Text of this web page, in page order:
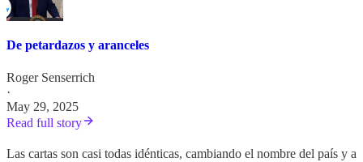
De petardazos y aranceles
Roger Senserrich
·
May 29, 2025
Read full story
Las cartas son casi todas idénticas, cambiando el nombre del país y a